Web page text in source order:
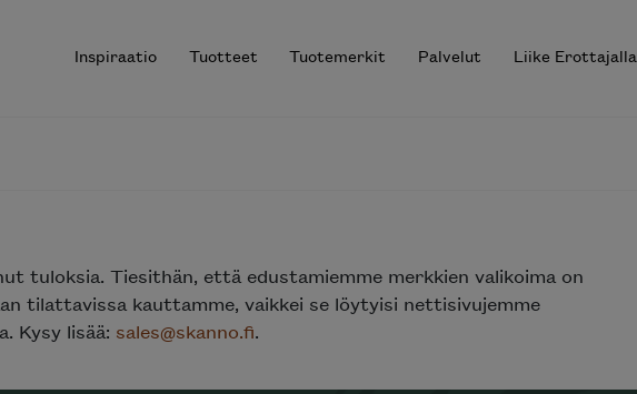
Inspiraatio Tuotteet Tuotemerkit Palvelut Liike Erottajalla
tuloksia. Tiesithän, että edustamiemme merkkien valikoima on
tilattavissa kauttamme, vaikkei se löytyisi nettisivujemme
Kysy lisää: sales@skanno.fi.